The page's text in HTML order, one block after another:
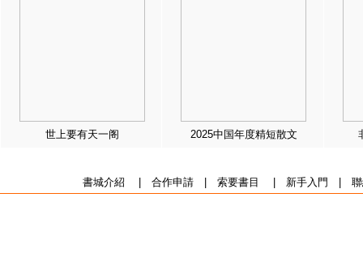
世上要有天一阁 2025中国年度精短散文
書城介紹 合作申請| 索要書目 新手入門